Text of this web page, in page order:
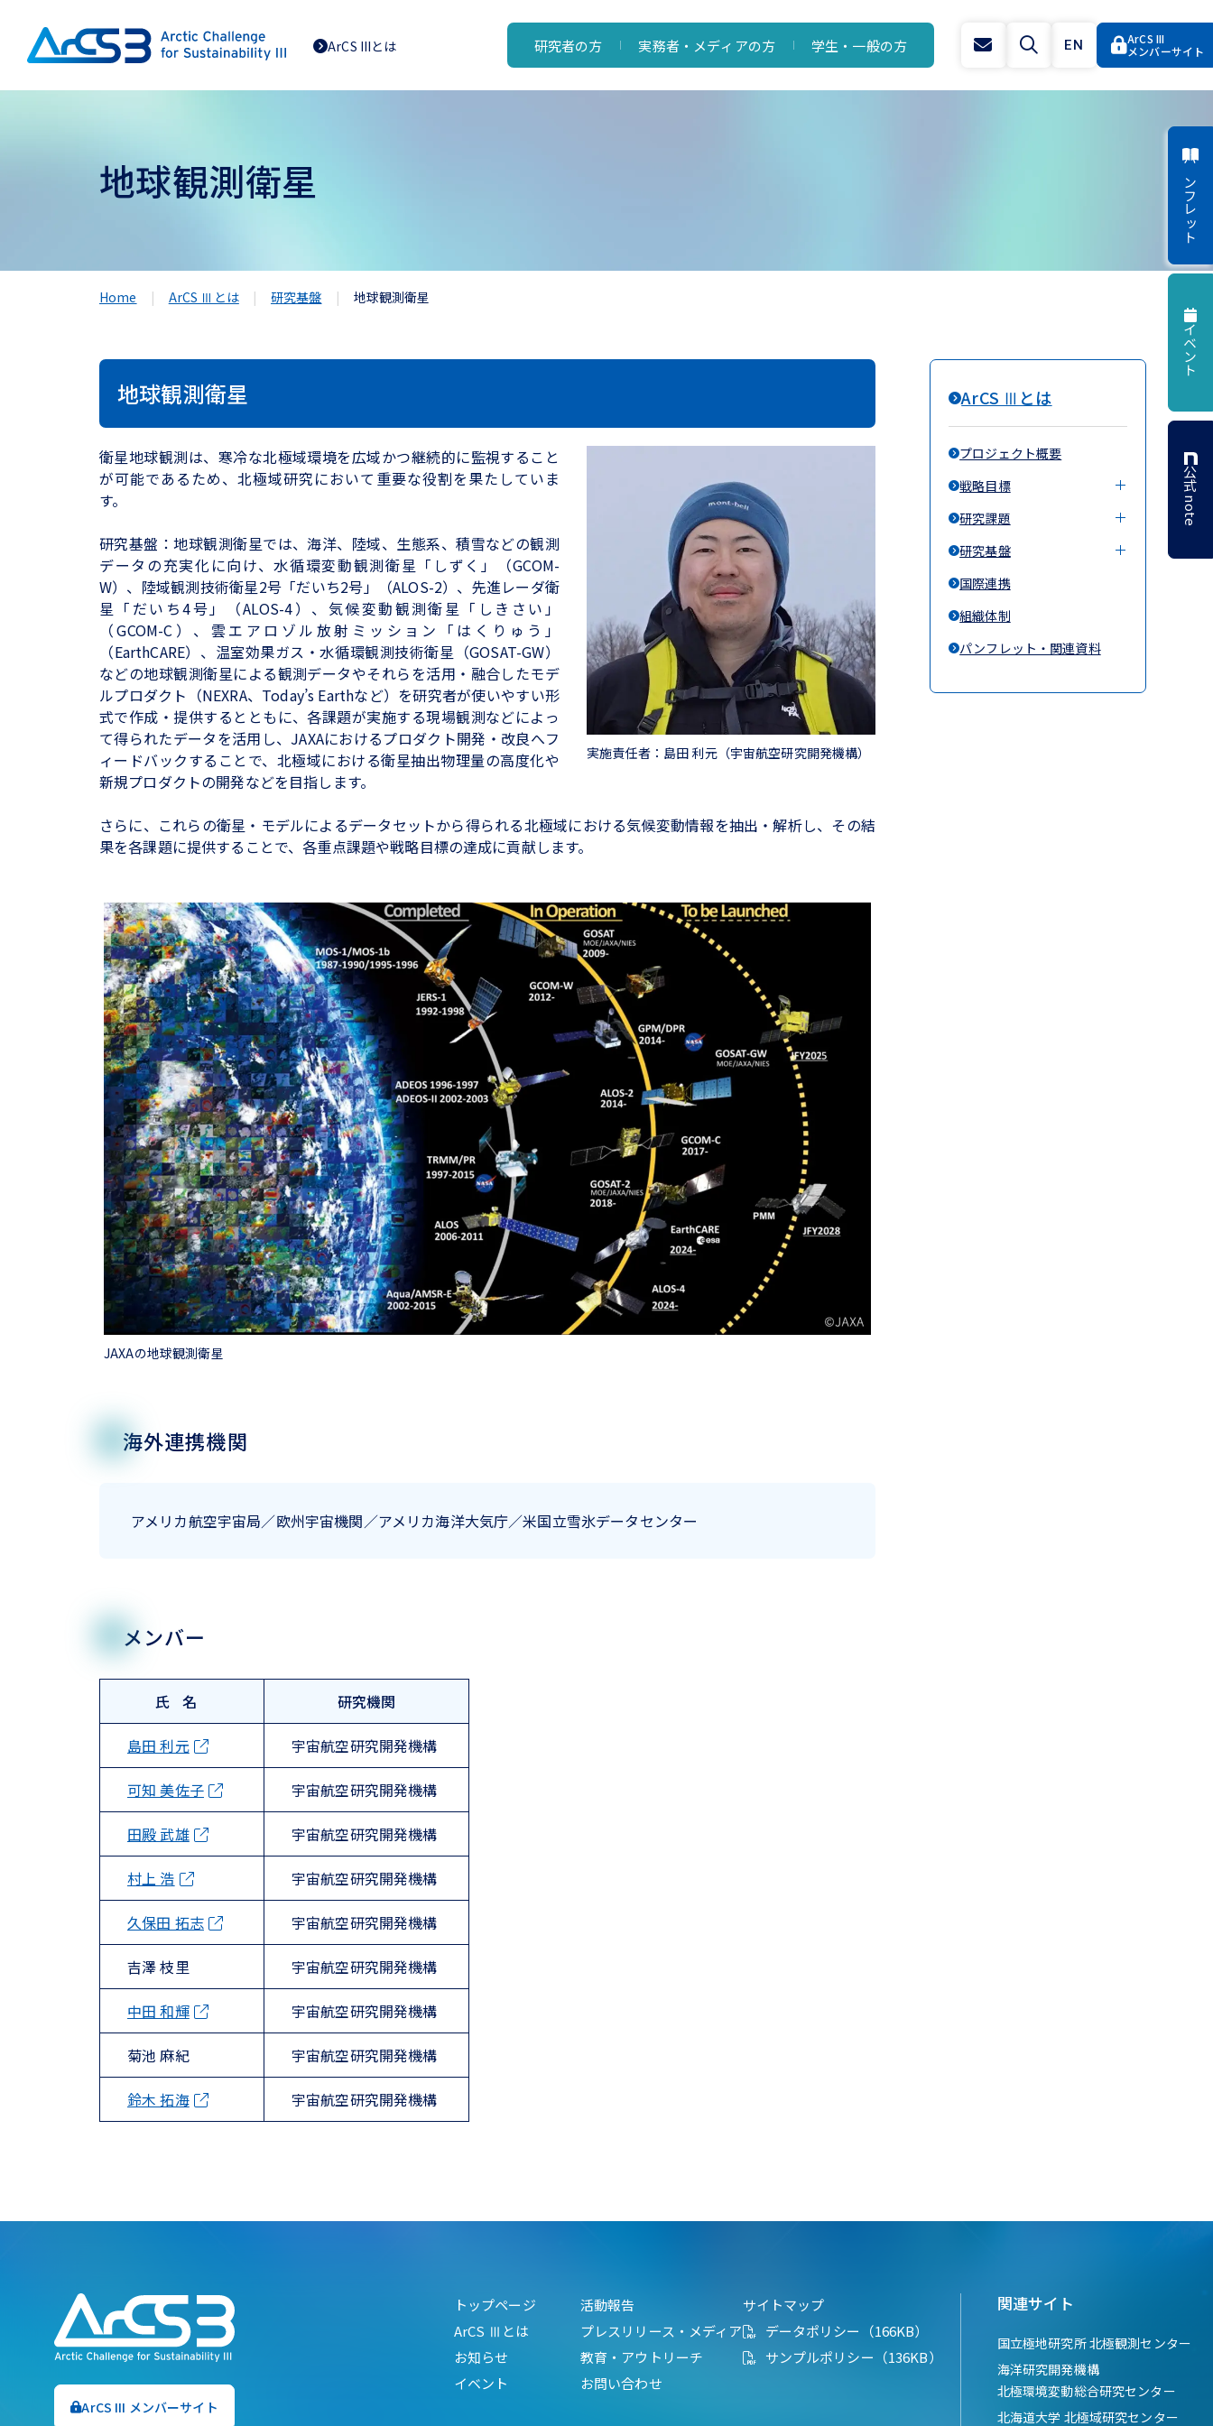
ArCS IIIとは EN
ArCS III
メンバーサイト
研究者の方 実務者・メディアの方 学生・一般の方
地球観測衛星
Home ArCS Ⅲとは 研究基盤 地球観測衛星
地球観測衛星
実施責任者：島田 利元（宇宙航空研究開発機構）
衛星地球観測は、寒冷な北極域環境を広域かつ継続的に監視すること
が可能であるため、北極域研究において重要な役割を果たしていま
す。
研究基盤：地球観測衛星では、海洋、陸域、生態系、積雪などの観測
データの充実化に向け、水循環変動観測衛星「しずく」（GCOM-
W）、陸域観測技術衛星2号「だいち2号」（ALOS-2）、先進レーダ衛
星「だいち4号」（ALOS-4）、気候変動観測衛星「しきさい」
（GCOM-C）、雲エアロゾル放射ミッション「はくりゅう」
（EarthCARE）、温室効果ガス・水循環観測技術衛星（GOSAT-GW）
などの地球観測衛星による観測データやそれらを活用・融合したモデ
ルプロダクト（NEXRA、Today’s Earthなど）を研究者が使いやすい形
式で作成・提供するとともに、各課題が実施する現場観測などによっ
て得られたデータを活用し、JAXAにおけるプロダクト開発・改良へフ
ィードバックすることで、北極域における衛星抽出物理量の高度化や
新規プロダクトの開発などを目指します。
さらに、これらの衛星・モデルによるデータセットから得られる北極域における気候変動情報を抽出・解析し、その結
果を各課題に提供することで、各重点課題や戦略目標の達成に貢献します。
JAXAの地球観測衛星
海外連携機関
アメリカ航空宇宙局／欧州宇宙機関／アメリカ海洋大気庁／米国立雪氷データセンター
メンバー
氏名 研究機関
島田 利元 宇宙航空研究開発機構
可知 美佐子 宇宙航空研究開発機構
田殿 武雄 宇宙航空研究開発機構
村上 浩 宇宙航空研究開発機構
久保田 拓志 宇宙航空研究開発機構
吉澤 枝里 宇宙航空研究開発機構
中田 和輝 宇宙航空研究開発機構
菊池 麻紀 宇宙航空研究開発機構
鈴木 拓海 宇宙航空研究開発機構
ArCS Ⅲとは
プロジェクト概要
戦略目標
研究課題
研究基盤
国際連携
組織体制
パンフレット・関連資料
ArCS III メンバーサイト
トップページ
ArCS Ⅲとは
お知らせ
イベント
活動報告
プレスリリース・メディア
教育・アウトリーチ
お問い合わせ
サイトマップ
データポリシー（166KB）
サンプルポリシー（136KB）
関連サイト
国立極地研究所 北極観測センター
海洋研究開発機構
北極環境変動総合研究センター
北海道大学 北極域研究センター
パンフレット
イベント
公式 note